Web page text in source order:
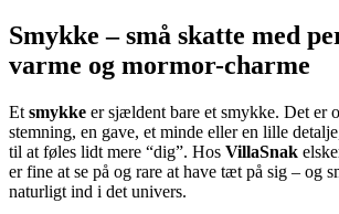
Smykke – små skatte med
varme og mormor-charme
Et smykke er sjældent bare et smykke. Det er
stemning, en gave, et minde eller en lille
til at føles lidt mere “dig”. Hos VillaSnak
er fine at se på og rare at have tæt på sig – og
naturligt ind i det univers.